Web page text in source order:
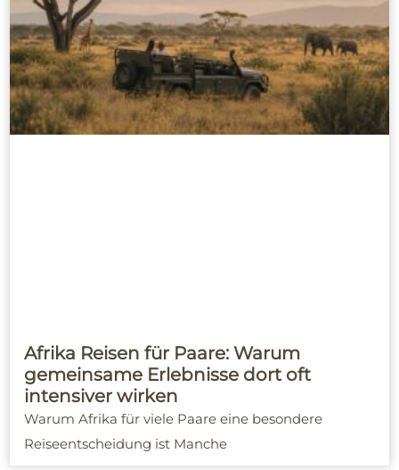
Afrika Reisen für Paare: Warum
gemeinsame Erlebnisse dort oft
intensiver wirken
Warum Afrika für viele Paare eine besondere
Reiseentscheidung ist Manche